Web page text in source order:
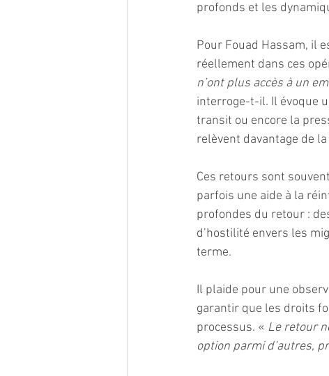
profonds et les
Pour Fouad Hassam, il
réellement dans ces
n’ont plus accès à un
interroge-t-il. Il évoque
transit ou encore la
relèvent davantage de
Ces retours sont
parfois une aide à la
profondes du retour :
d’hostilité envers les
terme.
Il plaide pour une
garantir que les droits
processus. « Le retour
option parmi d’autres,